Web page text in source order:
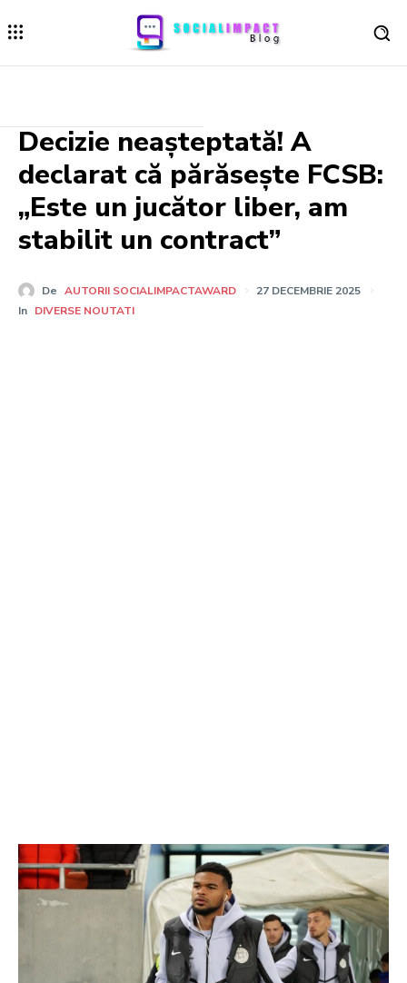
Decizie neașteptată! A
declarat că părăsește FCSB:
„Este un jucător liber, am
stabilit un contract”
De AUTORII SOCIALIMPACTAWARD
27 DECEMBRIE 2025
In DIVERSE NOUTATI